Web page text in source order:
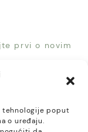
tehnologije poput
o uređaju.
prvi o novim